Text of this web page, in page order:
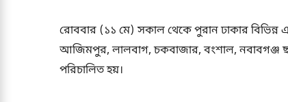
রোববার (১১ মে) সকাল থেকে পুরান ঢাকার বিভিন্ন
আজিমপুর, লালবাগ, চকবাজার, বংশাল, নবাবগঞ্জ
পরিচালিত হয়।